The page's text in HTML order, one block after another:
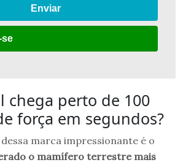
Enviar
se
chega perto de 100
força em segundos?
marca impressionante é o
o mamífero terrestre mais